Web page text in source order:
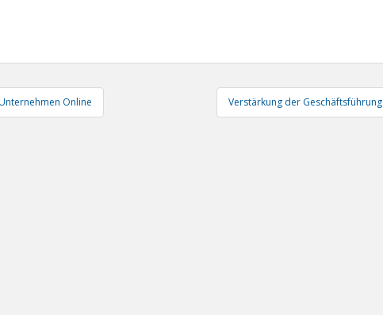
Online Verstärkung der Geschäftsführung